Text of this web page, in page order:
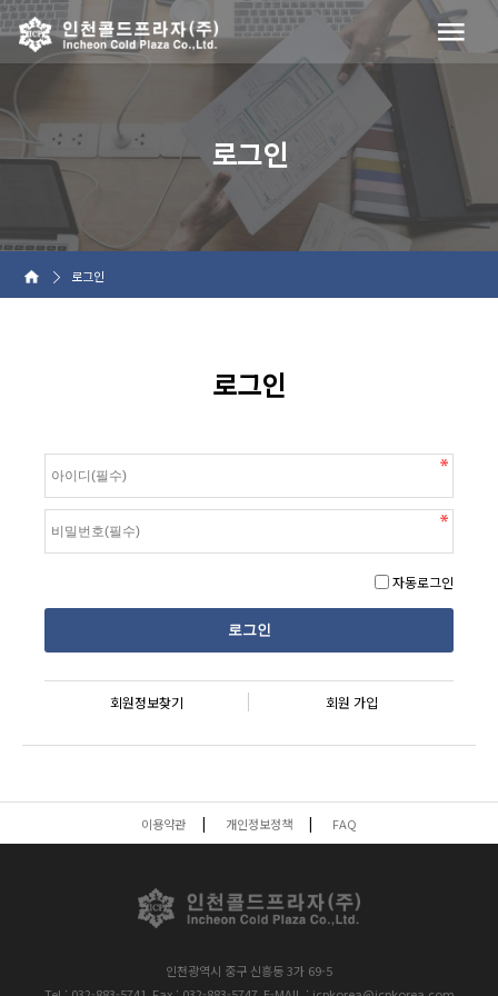
로그인
로그인
로그인
자동로그인
회원정보찾기 회원 가입
이용약관 개인정보정책 FAQ
인천광역시 중구 신흥동 3가 69-5